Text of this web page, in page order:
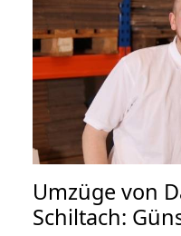
Umzüge von
Schiltach: